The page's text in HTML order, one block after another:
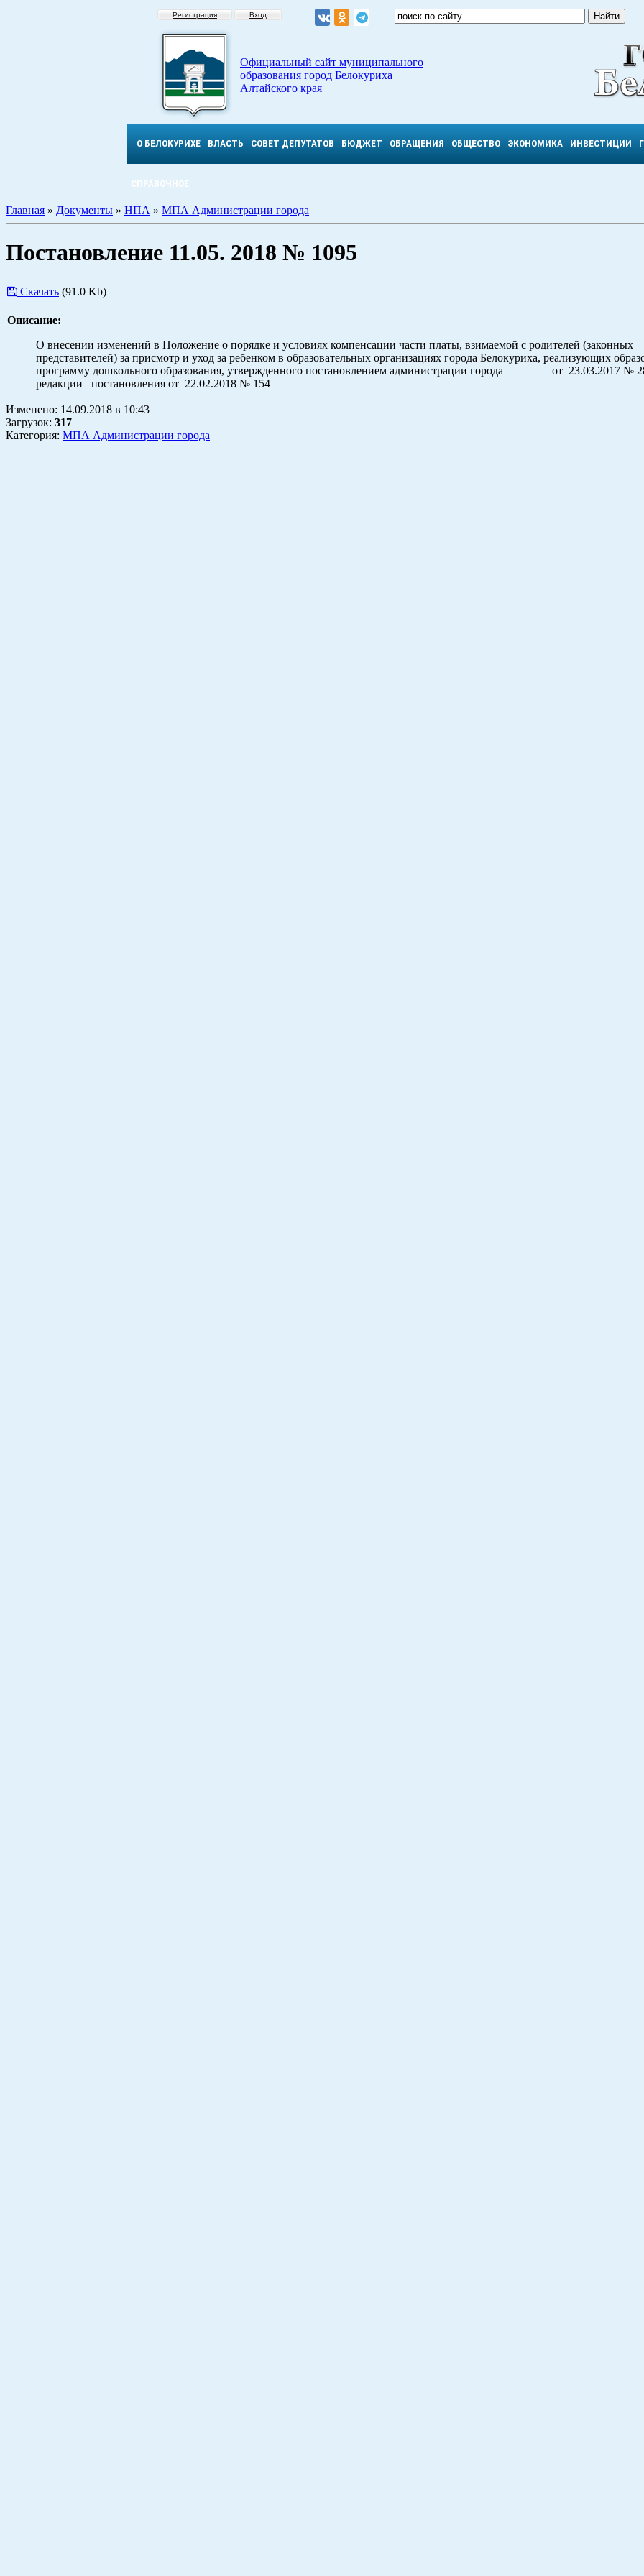
Регистрация Вход
Официальный сайт муниципального
образования город Белокуриха
Алтайского края
О БЕЛОКУРИХЕ ВЛАСТЬ СОВЕТ ДЕПУТАТОВ БЮДЖЕТ ОБРАЩЕНИЯ ОБЩЕСТВО ЭКОНОМИКА ИНВЕСТИЦИИ
СПРАВОЧНОЕ
Главная » Документы » НПА » МПА Администрации города
Постановление 11.05. 2018 № 1095
Скачать (91.0 Kb)
Описание:
О внесении изменений в Положение о порядке и условиях компенсации части платы, взимаемой с родителей (законных
представителей) за присмотр и уход за ребенком в образовательных организациях города Белокуриха, реализующих
программу дошкольного образования, утвержденного постановлением администрации города от 23.03.2017 №
редакции постановления от 22.02.2018 № 154
Изменено: 14.09.2018 в 10:43
Загрузок: 317
Категория: МПА Администрации города